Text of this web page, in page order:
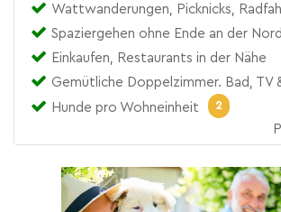
Wattwanderungen, Picknicks,
Spaziergehen ohne Ende an der
Einkaufen, Restaurants in der Nähe
Gemütliche Doppelzimmer. Bad, TV
Hunde pro Wohneinheit
2